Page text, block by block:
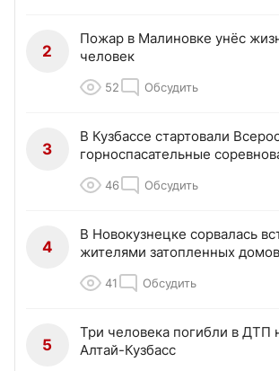
2
Пожар в Малиновке унёс
человек
52 Обсудить
3
В Кузбассе стартовали
горноспасательные
46 Обсудить
4
В Новокузнецке сорвалась
жителями затопленных домов
41 Обсудить
5
Три человека погибли в ДТП
Алтай-Кузбасс